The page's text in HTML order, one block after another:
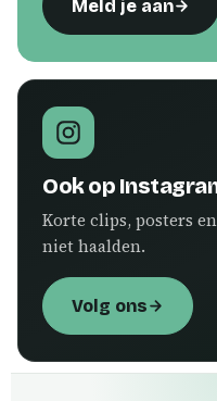
Meld je aan
Ook op
Korte clips, posters
niet haalden.
Volg ons